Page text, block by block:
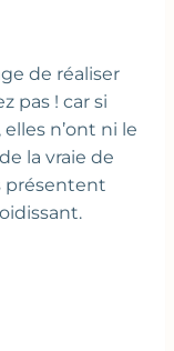
de réaliser
pas ! car si
n’ont ni le
la vraie de
présentent